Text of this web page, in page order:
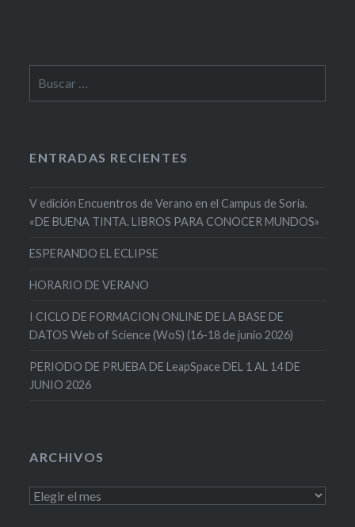
ENTRADAS RECIENTES
V edición Encuentros de Verano en el Campus de Soria.
«DE BUENA TINTA. LIBROS PARA CONOCER MUNDOS»
ESPERANDO EL ECLIPSE
HORARIO DE VERANO
I CICLO DE FORMACION ONLINE DE LA BASE DE
DATOS Web of Science (WoS) (16-18 de junio 2026)
PERIODO DE PRUEBA DE LeapSpace DEL 1 AL 14 DE
JUNIO 2026
ARCHIVOS
Archivos